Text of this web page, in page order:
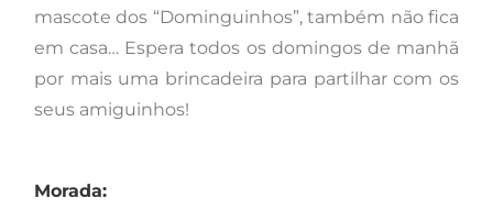
mascote dos “Dominguinhos”, também não fica
em casa… Espera todos os domingos de manhã
por mais uma brincadeira para partilhar com os
seus amiguinhos!
Morada: